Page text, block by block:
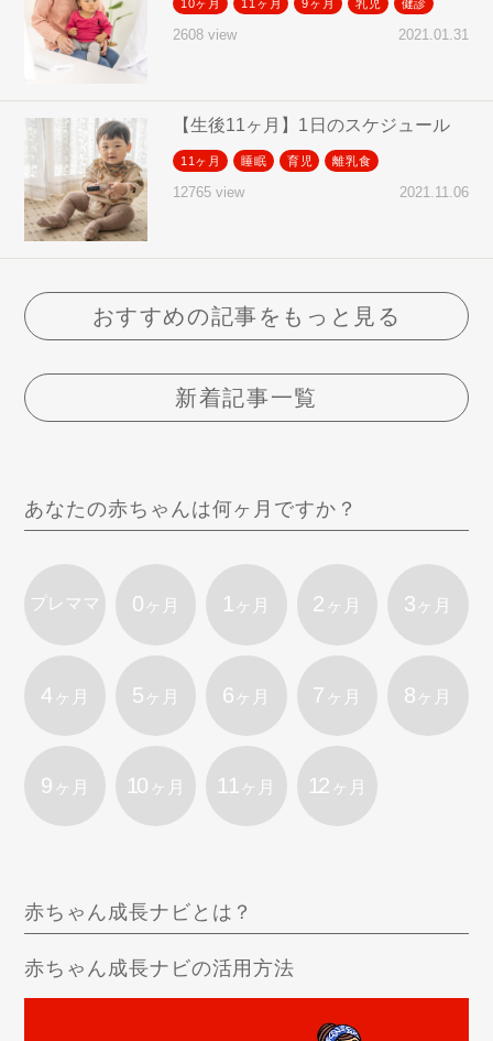
10ヶ月 11ヶ月 9ヶ月 乳児 健診
2608 view 2021.01.31
【生後11ヶ月】1日のスケジュール
11ヶ月 睡眠 育児 離乳食
12765 view 2021.11.06
おすすめの記事をもっと見る
新着記事一覧
あなたの赤ちゃんは何ヶ月ですか？
プレママ 0 ヶ月 1 ヶ月 2 ヶ月 3 ヶ月
4 ヶ月 5 ヶ月 6 ヶ月 7 ヶ月 8 ヶ月
9 ヶ月 10 ヶ月 11 ヶ月 12 ヶ月
赤ちゃん成長ナビとは？
赤ちゃん成長ナビの活用方法